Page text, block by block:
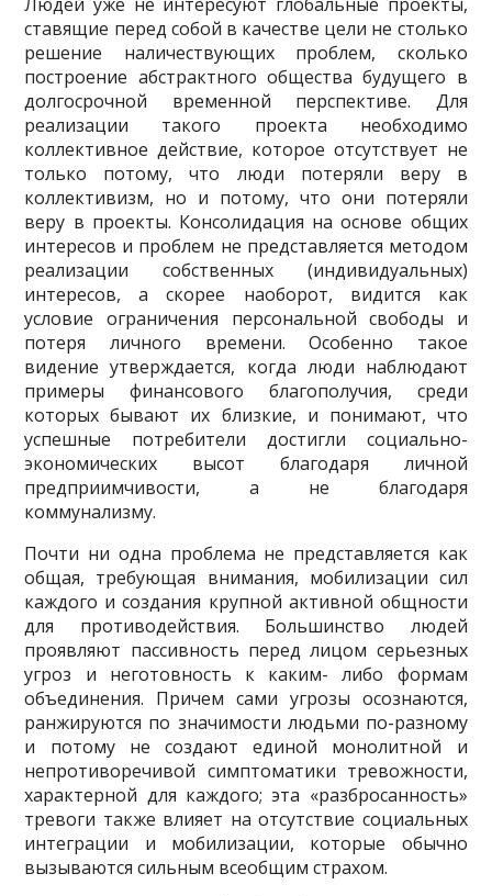
ставящие перед собой в качестве цели не столько
решение наличествующих проблем, сколько
построение абстрактного общества будущего в
долгосрочной временной перспективе. Для
реализации такого проекта необхо­димо
коллективное действие, которое отсутствует не
только потому, что люди потеряли веру в
коллективизм, но и потому, что они потеряли
веру в проекты. Консолидация на основе об­щих
интересов и проблем не представляется методом
реализации собственных (индивиду­альных)
интересов, а скорее наоборот, видится как
условие ограничения персональной сво­боды и
потеря личного времени. Особенно такое
видение утверждается, когда люди наблю­дают
примеры финансового благополучия, среди
которых бывают их близкие, и понимают, что
успешные потребители достигли социально-
экономических высот благодаря личной
предприимчивости, а не благодаря
коммунализму.
Почти ни одна проблема не представляется как
общая, требующая внимания, мобили­зации сил
каждого и создания крупной активной общности
для противодействия. Большин­ство людей
проявляют пассивность перед лицом серьезных
угроз и неготовность к каким- либо формам
объединения. Причем сами угрозы осознаются,
ранжируются по значимости людьми по-разному
и потому не создают единой монолитной и
непротиворечивой симпто­матики тревожности,
характерной для каждого; эта «разбросанность»
тревоги также влияет на отсутствие социальных
интеграции и мобилизации, которые обычно
вызываются сильным всеобщим страхом.